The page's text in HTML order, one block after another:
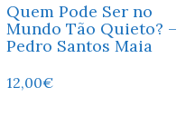
Quem Pode Ser no
Mundo Tão Quieto? –
Pedro Santos Maia
12,00€